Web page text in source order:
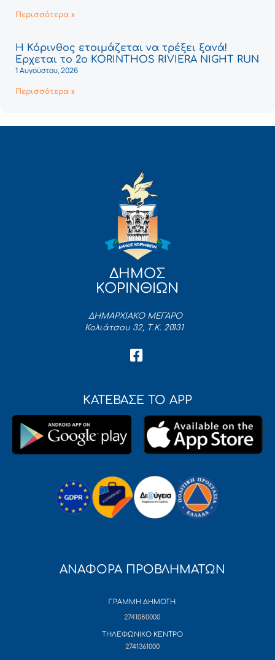
Περισσότερα »
Η Κόρινθος ετοιμάζεται να τρέξει ξανά!
Έρχεται το 2ο KORINTHOS RIVIERA NIGHT RUN
1 Αυγούστου, 2026
Περισσότερα »
ΔΗΜΟΣ
ΚΟΡΙΝΘΙΩΝ
ΔΗΜΑΡΧΙΑΚΟ ΜΕΓΑΡΟ
Κολιάτσου 32, Τ.Κ. 20131
ΚΑΤΕΒΑΣΕ ΤΟ APP
ΑΝΑΦΟΡΑ ΠΡΟΒΛΗΜΑΤΩΝ
ΓΡΑΜΜΗ ΔΗΜΟΤΗ
2741080000
ΤΗΛΕΦΩΝΙΚΟ ΚΕΝΤΡΟ
2741361000